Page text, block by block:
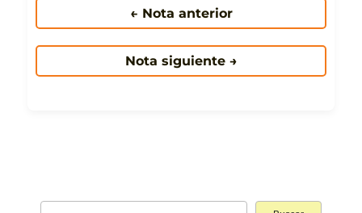
← Nota anterior
Nota siguiente →